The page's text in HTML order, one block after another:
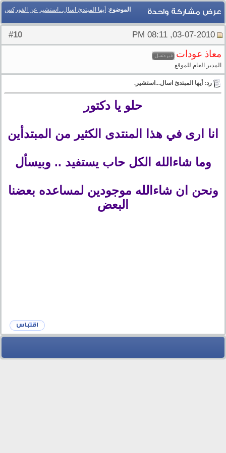
الموضوع: أيها المبتدئ اسال...استشير عن الفوركس عرض مشاركة واحدة
10
معاذ عودات
المدير العام للموقع
رد: أيها المبتدئ اسال...استشير.
حلو يا دكتور
انا ارى في هذا المنتدى الكثير من المبتدأين
وما شاءالله الكل حاب يستفيد .. وبيسأل
ونحن ان شاءالله موجودين لمساعده بعضنا
البعض